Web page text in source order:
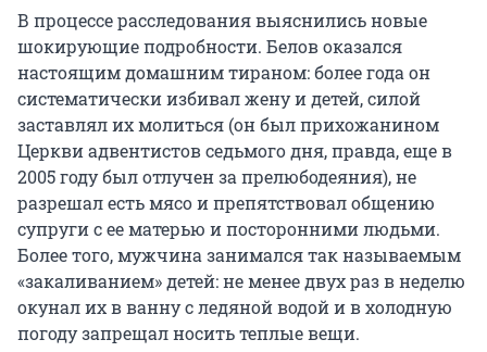
В процессе расследования выяснились новые
шокирующие подробности. Белов оказался
настоящим домашним тираном: более года он
систематически избивал жену и детей, силой
заставлял их молиться (он был прихожанином
Церкви адвентистов седьмого дня, правда, еще в
2005 году был отлучен за прелюбодеяния), не
разрешал есть мясо и препятствовал общению
супруги с ее матерью и посторонними людьми.
Более того, мужчина занимался так называемым
«закаливанием» детей: не менее двух раз в неделю
окунал их в ванну с ледяной водой и в холодную
погоду запрещал носить теплые вещи.